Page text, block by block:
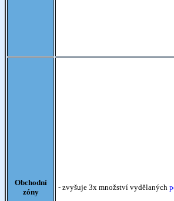
Obchodní
zóny
- zvyšuje 3x množství vydělaných